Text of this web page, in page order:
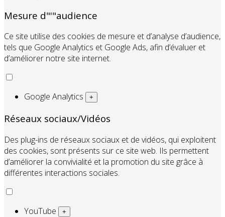
Mesure d"'"audience
Ce site utilise des cookies de mesure et d’analyse d’audience,
tels que Google Analytics et Google Ads, afin d’évaluer et
d’améliorer notre site internet.
Google Analytics +
Réseaux sociaux/Vidéos
Des plug-ins de réseaux sociaux et de vidéos, qui exploitent
des cookies, sont présents sur ce site web. Ils permettent
d’améliorer la convivialité et la promotion du site grâce à
différentes interactions sociales.
YouTube +